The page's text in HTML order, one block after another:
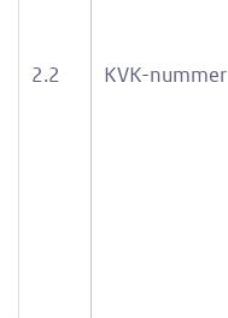
2.2 KVK-nummer